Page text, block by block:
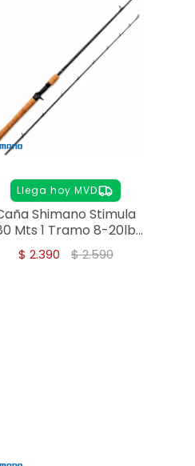
Llega hoy MVD
Shimano Stimula
Mts 1 Tramo 8-20lbs
Baitcast
$ 2.390 $2.590